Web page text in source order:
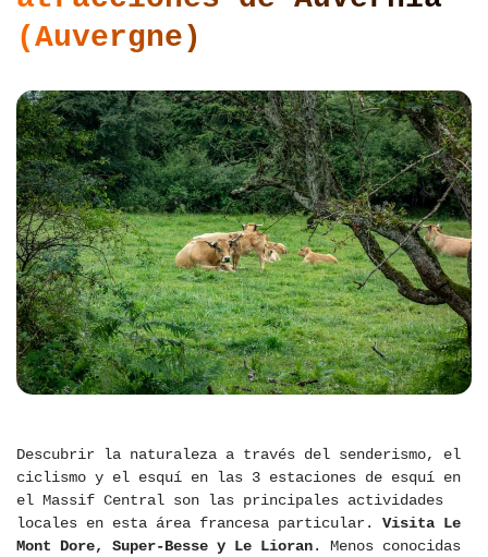
(Auvergne)
Descubrir la naturaleza a través del senderismo, el
ciclismo y el esquí en las 3 estaciones de esquí en
el Massif Central son las principales actividades
locales en esta área francesa particular. Visita Le
Mont Dore, Super-Besse y Le Lioran. Menos conocidas